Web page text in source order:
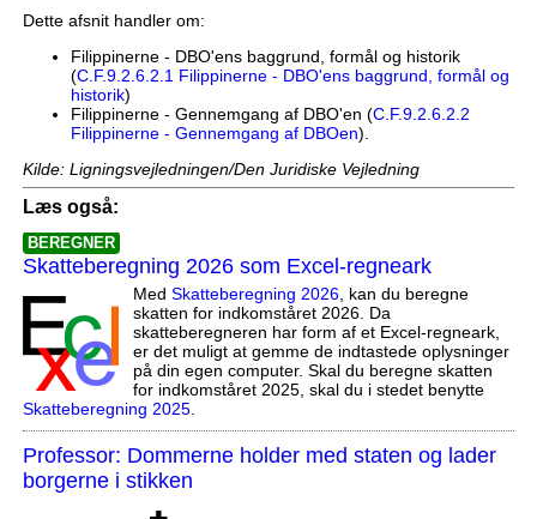
Dette afsnit handler om:
Filippinerne - DBO'ens baggrund, formål og historik
(C.F.9.2.6.2.1 Filippinerne - DBO'ens baggrund, formål og
historik)
Filippinerne - Gennemgang af DBO'en (C.F.9.2.6.2.2
Filippinerne - Gennemgang af DBOen).
Kilde: Ligningsvejledningen/Den Juridiske Vejledning
Læs også:
BEREGNER
Skatteberegning 2026 som Excel-regneark
Med Skatteberegning 2026, kan du beregne
skatten for indkomståret 2026. Da
skatteberegneren har form af et Excel-regneark,
er det muligt at gemme de indtastede oplysninger
på din egen computer. Skal du beregne skatten
for indkomståret 2025, skal du i stedet benytte
Skatteberegning 2025.
Professor: Dommerne holder med staten og lader
borgerne i stikken